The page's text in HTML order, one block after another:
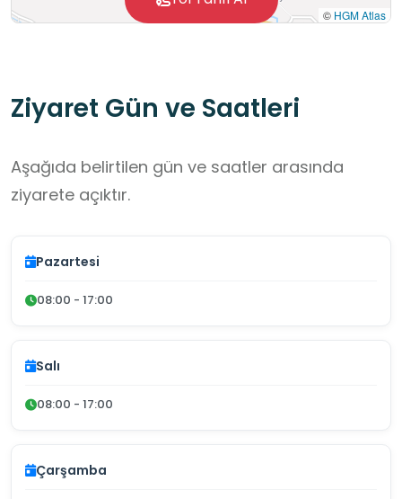
© HGM Atlas
Ziyaret Gün ve Saatleri
Aşağıda belirtilen gün ve saatler arasında
ziyarete açıktır.
Pazartesi
08:00 - 17:00
Salı
08:00 - 17:00
Çarşamba